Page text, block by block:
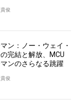
俊
ン：ノー・ウェイ・
完結と解放、MCU
ンのさらなる跳躍
俊